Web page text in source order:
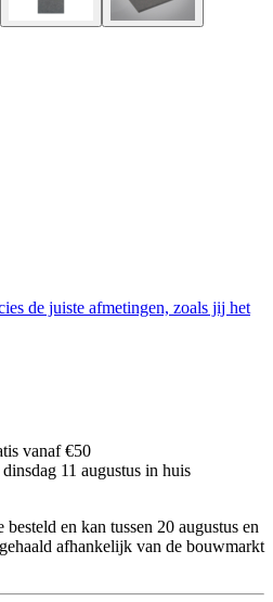
de juiste afmetingen, zoals jij het
vanaf €50
11 augustus in huis
en kan tussen 20 augustus en
afhankelijk van de bouwmarkt